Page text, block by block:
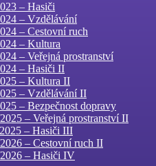
– Hasiči
– Vzdělávání
– Cestovní ruch
– Kultura
– Veřejná prostranství
– Hasiči II
– Kultura II
– Vzdělávání II
– Bezpečnost dopravy
– Veřejná prostranství II
– Hasiči III
– Cestovní ruch II
– Hasiči IV